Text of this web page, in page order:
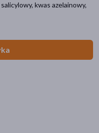
kwas azelainowy,